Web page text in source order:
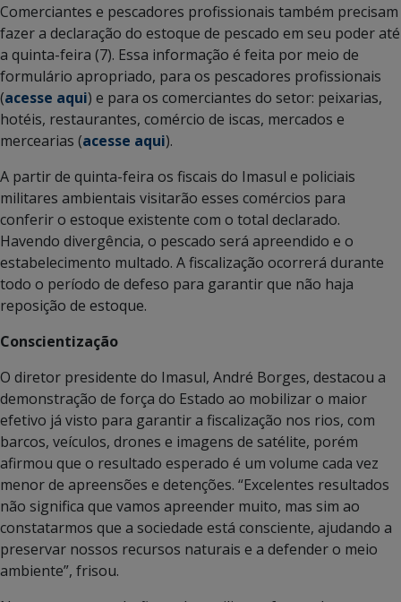
Comerciantes e pescadores profissionais também precisam
fazer a declaração do estoque de pescado em seu poder até
a quinta-feira (7). Essa informação é feita por meio de
formulário apropriado, para os pescadores profissionais
(acesse aqui) e para os comerciantes do setor: peixarias,
hotéis, restaurantes, comércio de iscas, mercados e
mercearias (acesse aqui).
A partir de quinta-feira os fiscais do Imasul e policiais
militares ambientais visitarão esses comércios para
conferir o estoque existente com o total declarado.
Havendo divergência, o pescado será apreendido e o
estabelecimento multado. A fiscalização ocorrerá durante
todo o período de defeso para garantir que não haja
reposição de estoque.
Conscientização
O diretor presidente do Imasul, André Borges, destacou a
demonstração de força do Estado ao mobilizar o maior
efetivo já visto para garantir a fiscalização nos rios, com
barcos, veículos, drones e imagens de satélite, porém
afirmou que o resultado esperado é um volume cada vez
menor de apreensões e detenções. “Excelentes resultados
não significa que vamos apreender muito, mas sim ao
constatarmos que a sociedade está consciente, ajudando a
preservar nossos recursos naturais e a defender o meio
ambiente”, frisou.